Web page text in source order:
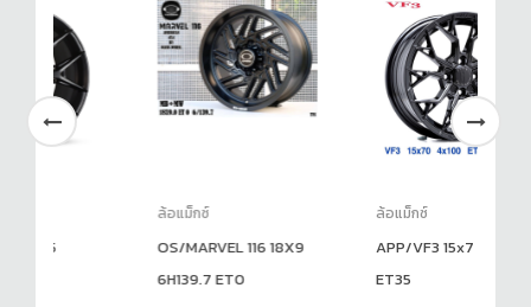
OS/MARVEL 116 18X9
6H139.7 ET0
APP/VF3 15x7 4H100